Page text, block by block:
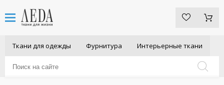
Ткани для одежды Фурнитура Интерьерные ткани